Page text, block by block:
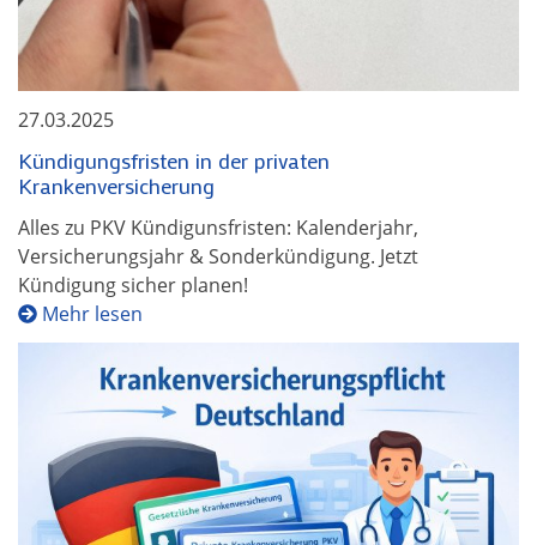
27.03.2025
Kündigungsfristen in der privaten
Krankenversicherung
Alles zu PKV Kündigunsfristen: Kalenderjahr,
Versicherungsjahr & Sonderkündigung. Jetzt
Kündigung sicher planen!
Mehr lesen